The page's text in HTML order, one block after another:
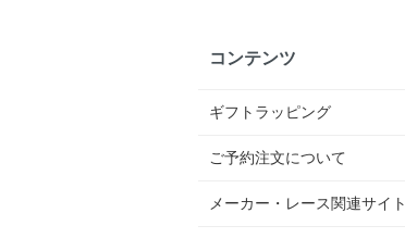
コンテンツ
ギフトラッピング
ご予約注文について
メーカー・レース関連サイト